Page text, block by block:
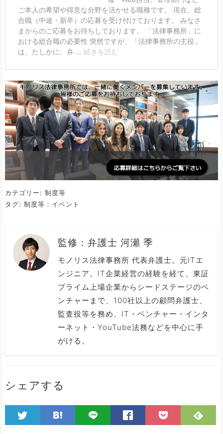
カテゴリー: 制度等
タグ: 制度等：イベント
監修： 弁護士 河瀬 季
モノリス法律事務所 代表弁護士。元ITエ
ンジニア。IT企業経営の経験を経て、東証
プライム上場企業からシードステージのベ
ンチャーまで、100社以上の顧問弁護士、
監査役等を務め、IT・ベンチャー・インタ
ーネット・YouTube法務などを中心に手
がける。
シェアする